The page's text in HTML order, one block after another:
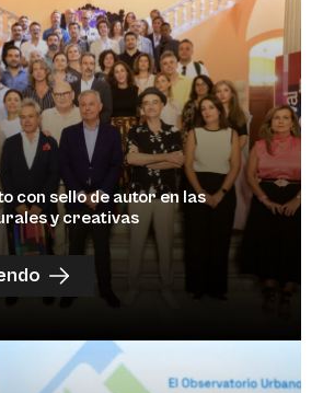
con sello de autor en las
y creativas